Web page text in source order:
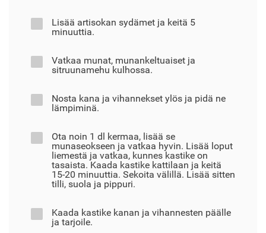
Lisää artisokan sydämet ja keitä 5
minuuttia.
Vatkaa munat, munankeltuaiset ja
sitruunamehu kulhossa.
Nosta kana ja vihannekset ylös ja pidä ne
lämpiminä.
Ota noin 1 dl kermaa, lisää se
munaseokseen ja vatkaa hyvin. Lisää loput
liemestä ja vatkaa, kunnes kastike on
tasaista. Kaada kastike kattilaan ja keitä
15-20 minuuttia. Sekoita välillä. Lisää sitten
tilli, suola ja pippuri.
Kaada kastike kanan ja vihannesten päälle
ja tarjoile.